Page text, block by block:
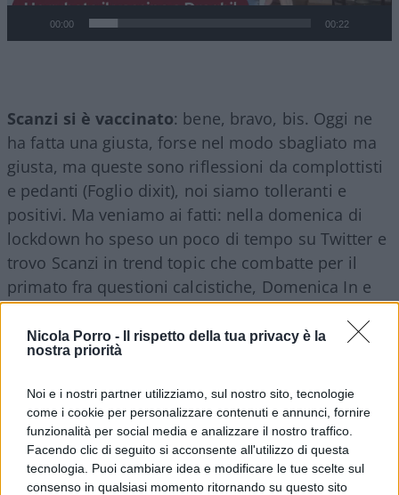
Nicola Porro -
Il rispetto della tua privacy è la
nostra priorità
Noi e i nostri partner utilizziamo, sul nostro sito, tecnologie
come i cookie per personalizzare contenuti e annunci, fornire
funzionalità per social media e analizzare il nostro traffico.
Facendo clic di seguito si acconsente all'utilizzo di questa
tecnologia. Puoi cambiare idea e modificare le tue scelte sul
consenso in qualsiasi momento ritornando su questo sito
00:00 00:22
Scanzi si è vaccinato: bene, bravo, bis. Oggi ne
ha fatta una giusta, forse nel modo sbagliato ma
giusta, ma queste sono riflessioni da complottisti
e pedanti (Foglio dixit), noi siamo tolleranti e
positivi. Ma veniamo ai fatti: nella domenica di
lockdown ho speso un poco di tempo su Twitter e
trovo Scanzi in trend topic che combatte per il
primato fra questioni calcistiche, Domenica In e
Matilda De Angelis, mi incuriosisco e vado a
guardare.
Una volta si diceva “bene o male purché se ne
parli”, forse questo precetto è stato preso un poco
troppo alla lettera, se ne parla eccome se se ne
parla con una sequela di insulti e perculamenti da
record. Ma come per una volta che ne fa una